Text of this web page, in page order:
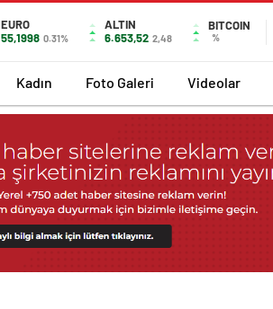
EURO
55,1998 0.31%
ALTIN
6.653,52 2,48
BITCOIN
%
Kadın Foto Galeri Videolar